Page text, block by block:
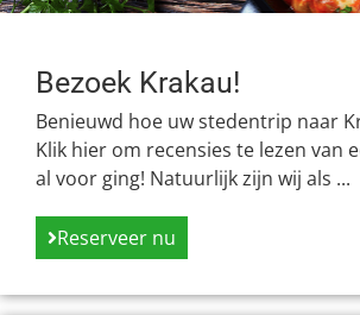
Bezoek Krakau!
Benieuwd hoe uw stedentrip naar
Klik hier om recensies te lezen van
al voor ging! Natuurlijk zijn wij als ...
Reserveer nu